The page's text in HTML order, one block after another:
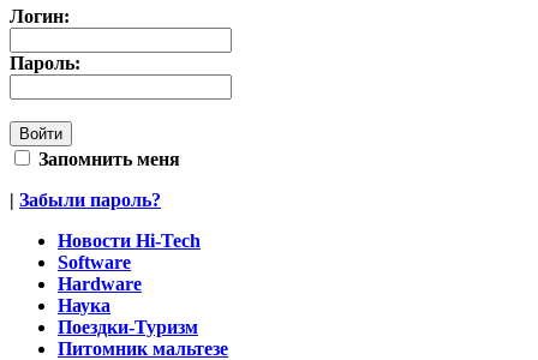
Логин:
Пароль:
Запомнить меня
| Забыли пароль?
Новости Hi-Tech
Software
Hardware
Наука
Поездки-Туризм
Питомник мальтезе